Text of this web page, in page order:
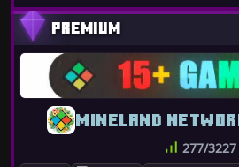
MINELAND
277/3227